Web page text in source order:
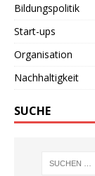
Bildungspolitik
Start-ups
Organisation
Nachhaltigkeit
SUCHE